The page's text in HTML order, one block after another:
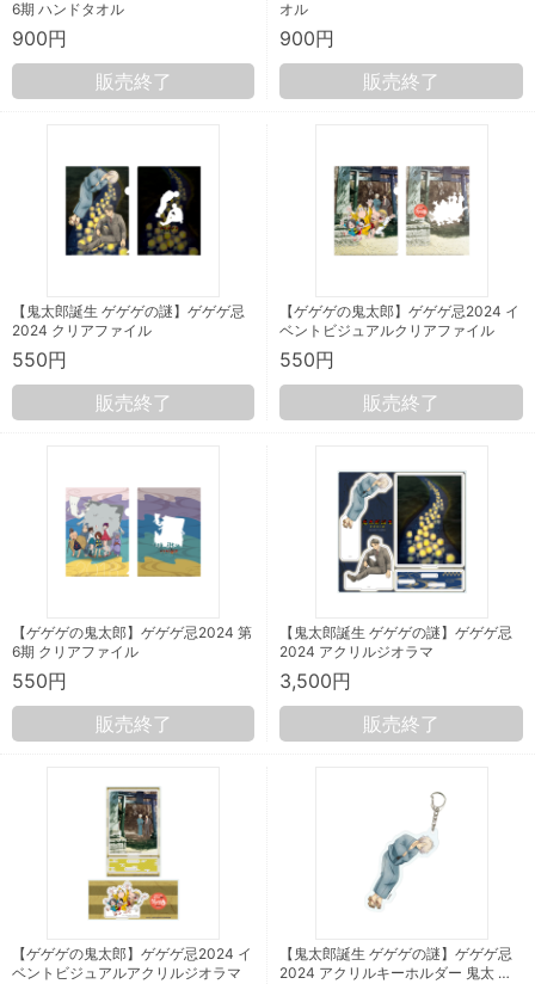
6期 ハンドタオル
900円
販売終了
オル
900円
販売終了
【鬼太郎誕生 ゲゲゲの謎】ゲゲゲ忌
2024 クリアファイル
550円
販売終了
【ゲゲゲの鬼太郎】ゲゲゲ忌2024 イ
ベントビジュアルクリアファイル
550円
販売終了
【ゲゲゲの鬼太郎】ゲゲゲ忌2024 第
6期 クリアファイル
550円
販売終了
【鬼太郎誕生 ゲゲゲの謎】ゲゲゲ忌
2024 アクリルジオラマ
3,500円
販売終了
【ゲゲゲの鬼太郎】ゲゲゲ忌2024 イ
ベントビジュアルアクリルジオラマ
【鬼太郎誕生 ゲゲゲの謎】ゲゲゲ忌
2024 アクリルキーホルダー 鬼太 …